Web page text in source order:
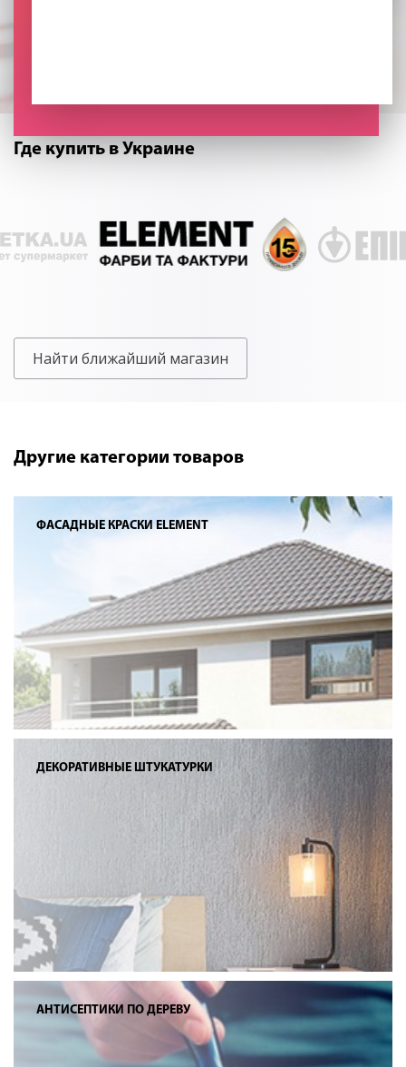
Где купить в Украине
Найти ближайший магазин
Другие категории товаров
ФАСАДНЫЕ КРАСКИ ELEMENT
ДЕКОРАТИВНЫЕ ШТУКАТУРКИ
АНТИСЕПТИКИ ПО ДЕРЕВУ